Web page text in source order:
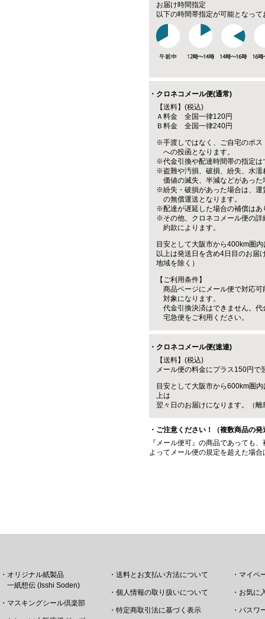
お届け時間指定
以下の時間帯指定が可能となって
・クロネコメール便(通常)
【送料】(税込)
Ａ料金 全国一律120円
Ｂ料金 全国一律240円
※手渡しではなく、ご自宅のポス
への投函となります。
※代金引換や配達時間帯の指定は
※盗難や汚損、破損、紛失、水濡
価値の滅失、半減などがあった
※紛失・破損があった場合は、運
の無償運送となります。
※配達が遅延した場合の補償はあ
※その他、クロネコメール便の詳
約款によります。
目安として大阪市から400km圏
以上は発送日を含め4日目のお届
地域を除く）
【ご利用条件】
商品ページにメール便で対応可
対象になります。
代金引換決済はできません。代
宅急便をご利用ください。
・クロネコメール便(速達)
【送料】(税込)
メール便の料金にプラス150円で
目安として大阪市から600km圏
上は
翌々日のお届けになります。（
・ご注意ください！（複数商品の発
『メール便可』の商品であっても
よってメール便の規定を超えた場
・オリジナル紙製品
一紙想伝 (Isshi Soden)
・マスキングシール倶楽部
・送料とお支払い方法について
・個人情報の取り扱いについて
・特定商取引法に基づく表示
・マイペ
・お気に
・パスワ